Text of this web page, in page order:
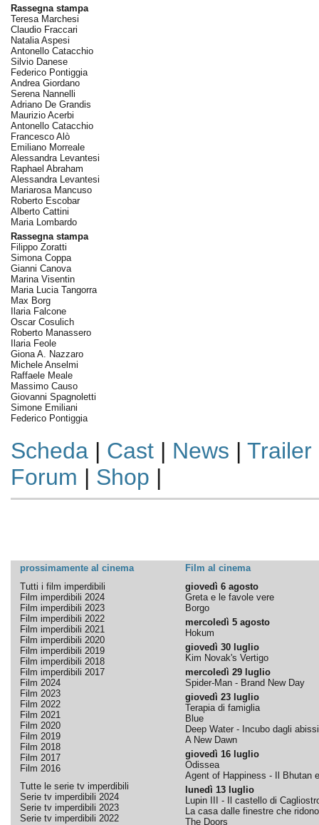
Rassegna stampa
Teresa Marchesi
Claudio Fraccari
Natalia Aspesi
Antonello Catacchio
Silvio Danese
Federico Pontiggia
Andrea Giordano
Serena Nannelli
Adriano De Grandis
Maurizio Acerbi
Antonello Catacchio
Francesco Alò
Emiliano Morreale
Alessandra Levantesi
Raphael Abraham
Alessandra Levantesi
Mariarosa Mancuso
Roberto Escobar
Alberto Cattini
Maria Lombardo
Rassegna stampa
Filippo Zoratti
Simona Coppa
Gianni Canova
Marina Visentin
Maria Lucia Tangorra
Max Borg
Ilaria Falcone
Oscar Cosulich
Roberto Manassero
Ilaria Feole
Giona A. Nazzaro
Michele Anselmi
Raffaele Meale
Massimo Causo
Giovanni Spagnoletti
Simone Emiliani
Federico Pontiggia
Scheda| Cast| News | Trailer
Forum | Shop |
prossimamente al cinema
Film al cinema
Tutti i film imperdibili
Film imperdibili 2024
Film imperdibili 2023
Film imperdibili 2022
Film imperdibili 2021
Film imperdibili 2020
Film imperdibili 2019
Film imperdibili 2018
Film imperdibili 2017
Film 2024
Film 2023
Film 2022
Film 2021
Film 2020
Film 2019
Film 2018
Film 2017
Film 2016
Tutte le serie tv imperdibili
Serie tv imperdibili 2024
Serie tv imperdibili 2023
Serie tv imperdibili 2022
giovedì 6 agosto
Greta e le favole vere
Borgo
mercoledì 5 agosto
Hokum
giovedì 30 luglio
Kim Novak's Vertigo
mercoledì 29 luglio
Spider-Man - Brand New Day
giovedì 23 luglio
Terapia di famiglia
Blue
Deep Water - Incubo dagli abissi
A New Dawn
giovedì 16 luglio
Odissea
Agent of Happiness - Il Bhutan
lunedì 13 luglio
Lupin III - Il castello di
La casa dalle finestre che ridono
The Doors